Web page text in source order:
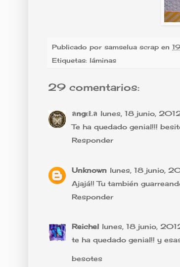
Publicado por samselua scrap en
Etiquetas: láminas
29 comentarios:
ลngεŁล lunes, 18 junio,
Te ha quedado genial!!!
Responder
Unknown lunes, 18 junio,
Ajajá!! Tu también
Responder
Reichel lunes, 18 junio,
te ha quedado genial!! y
besotes